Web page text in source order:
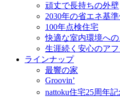
頑丈で長持ちの外壁
2030年の省エネ基
100年点検住宅
快適な室内環境への
生涯続く安心のア
ラインナップ
最響の家
Groovin’
nattoku住宅25周年